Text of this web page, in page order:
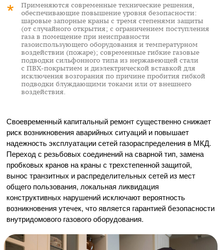
Применяются современные технические решения,
обеспечивающие повышение уровня безопасности:
шаровые запорные краны с тремя степенями защиты
(от случайного открытия; с ограничением поступления
газа в помещение при неисправности
газоиспользующего оборудования и температурном
воздействии (пожаре); современные гибкие газовые
подводки сильфонного типа из нержавеющей стали
с ПВХ-покрытием и диэлектрической вставкой для
исключения возгорания по причине пробития гибкой
подводки блуждающими токами или от внешнего
воздействия.
Своевременный капитальный ремонт существенно снижает
риск возникновения аварийных ситуаций и повышает
надежность эксплуатации сетей газораспределения в МКД.
Переход с резьбовых соединений на сварной тип, замена
пробковых кранов на краны с трехстепенной защитой,
вынос транзитных и распределительных сетей из мест
общего пользования, локальная ликвидация
конструктивных нарушений исключают вероятность
возникновения утечек, что является гарантией безопасности
внутридомового газового оборудования.